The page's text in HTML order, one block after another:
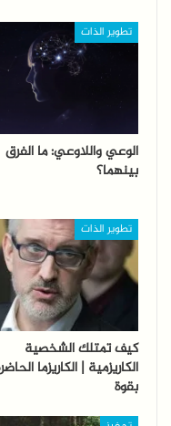
تطوير الذات
الوعي واللاوعي: ما الفرق
بينهما؟
تطوير الذات
كيف تمتلك الشخصية
الكاريزمية | الكاريزما
بقوة